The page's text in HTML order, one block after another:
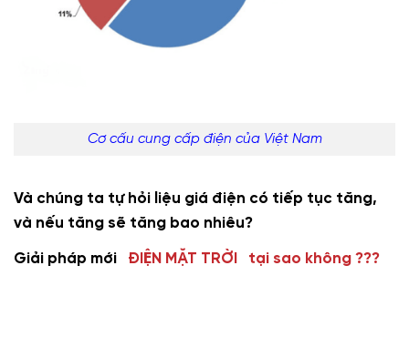
Cơ cấu cung cấp điện của Việt Nam
Và chúng ta tự hỏi liệu giá điện có tiếp tục tăng,
và nếu tăng sẽ tăng bao nhiêu?
Giải pháp mới ĐIỆN MẶT TRỜI tại sao không ???